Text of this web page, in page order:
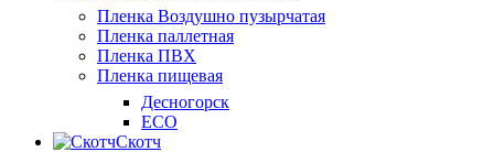
Пленка Воздушно пузырчатая
Пленка паллетная
Пленка ПВХ
Пленка пищевая
Десногорск
ECO
Скотч